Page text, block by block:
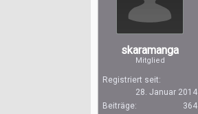
skaramanga
Mitglied
Registriert seit:
28. Januar 2014
Beiträge:
364